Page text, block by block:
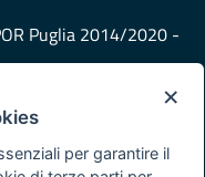
Puglia 2014/2020 -
×
per garantire il